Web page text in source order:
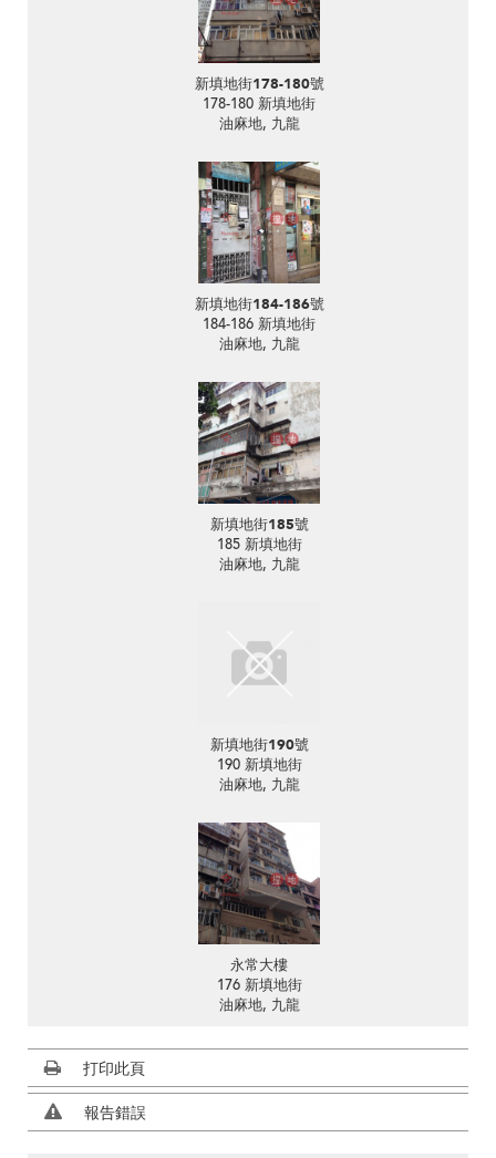
新填地街178-180號
178-180 新填地街
油麻地, 九龍
新填地街184-186號
184-186 新填地街
油麻地, 九龍
新填地街185號
185 新填地街
油麻地, 九龍
新填地街190號
190 新填地街
油麻地, 九龍
永常大樓
176 新填地街
油麻地, 九龍
打印此頁
報告錯誤